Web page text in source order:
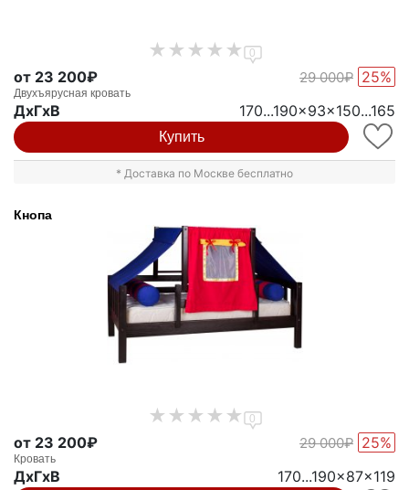
0
от 23 200₽ 29 000₽ 25%
Двухъярусная кровать
ДxГxВ 170...190x93x150...165
Купить
* Доставка по Москве бесплатно
Кнопа
0
от 23 200₽ 29 000₽ 25%
Кровать
ДxГxВ 170...190x87x119